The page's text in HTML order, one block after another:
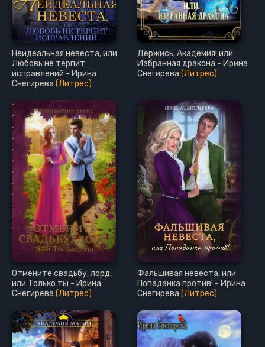
Неидеальная невеста, или
Любовь не терпит
исправлений - Ирина
Снегирева (Литрес)
Держись, Академия! или
Избранная дракона - Ирина
Снегирева (Литрес)
Отмените свадьбу, лорд,
или Только ты - Ирина
Снегирева (Литрес)
Фальшивая невеста, или
Попаданка против! - Ирина
Снегирева (Литрес)